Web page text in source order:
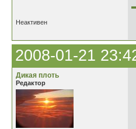
Неактивен
2008-01-21
Дикая плоть
Редактор